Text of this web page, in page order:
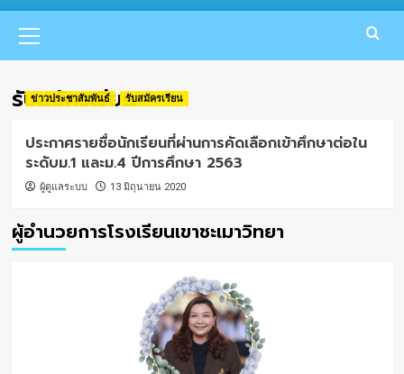
Menu
รับสมัครเรียน
ข่าวประชาสัมพันธ์ รับสมัครเรียน
ประกาศรายชื่อนักเรียนที่ผ่านการคัดเลือกเข้าศึกษาต่อใน
ระดับม.1 และม.4 ปีการศึกษา 2563
ผู้ดูแลระบบ 13 มิถุนายน 2020
ผู้อำนวยการโรงเรียนเขาชะเมาวิทยา